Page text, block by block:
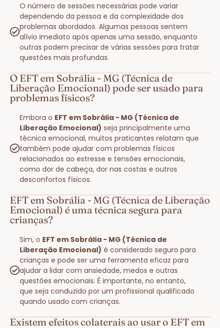
O número de sessões necessárias pode variar
dependendo da pessoa e da complexidade dos
problemas abordados. Algumas pessoas sentem
alívio imediato após apenas uma sessão, enquanto
outras podem precisar de várias sessões para tratar
questões mais profundas.
O EFT em Sobrália - MG (Técnica de
Liberação Emocional) pode ser usado para
problemas físicos?
Embora o EFT em Sobrália - MG (Técnica de
Liberação Emocional) seja principalmente uma
técnica emocional, muitos praticantes relatam que
também pode ajudar com problemas físicos
relacionados ao estresse e tensões emocionais,
como dor de cabeça, dor nas costas e outros
desconfortos físicos.
EFT em Sobrália - MG (Técnica de Liberação
Emocional) é uma técnica segura para
crianças?
Sim, o EFT em Sobrália - MG (Técnica de
Liberação Emocional) é considerado seguro para
crianças e pode ser uma ferramenta eficaz para
ajudar a lidar com ansiedade, medos e outras
questões emocionais. É importante, no entanto,
que seja conduzido por um profissional qualificado
quando usado com crianças.
Existem efeitos colaterais ao usar o EFT em